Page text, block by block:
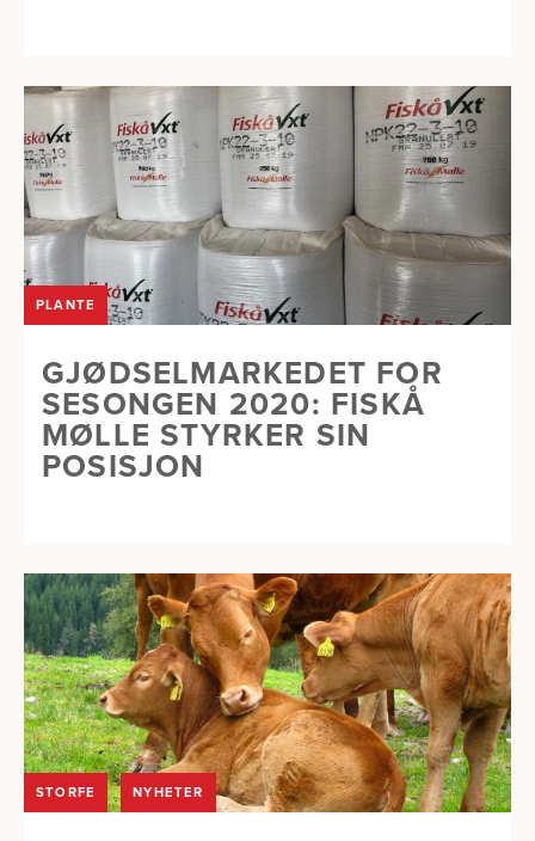
PLANTE
GJØDSELMARKEDET FOR
SESONGEN 2020: FISKÅ
MØLLE STYRKER SIN
POSISJON
STORFE NYHETER